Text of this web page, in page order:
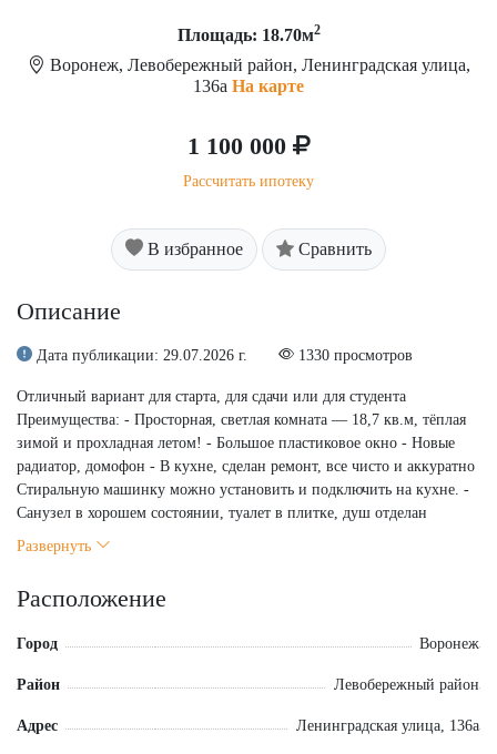
Площадь: 18.70м2
Воронеж, Левобережный район, Ленинградская улица,
136а На карте
1 100 000
Рассчитать ипотеку
В избранное Сравнить
Описание
Дата публикации: 29.07.2026 г. 1330 просмотров
Отличный вариант для старта, для сдачи или для студента
Преимущества: - Просторная, светлая комната — 18,7 кв.м, тёплая
зимой и прохладная летом! - Большое пластиковое окно - Новые
радиатор, домофон - В кухне, сделан ремонт, все чисто и аккуратно
Стиральную машинку можно установить и подключить на кухне. -
Санузел в хорошем состоянии, туалет в плитке, душ отделан
Парковочных мест достаточно . В шаговой доступности всё для
города! - ТЦ «Левый Берег», мини-рынки, магазины, школы,
взрослая и детская поликлиники, женская консультация. - До центра
— всего 15 минут. Важно: Один взрослый собственник Торг
возможен, Если долго не отвечаю на сообщение (такое возможно из
за плохой работы интернета) — звоните!
Развернуть
Расположение
Город Воронеж
Район Левобережный район
Адрес Ленинградская улица, 136а